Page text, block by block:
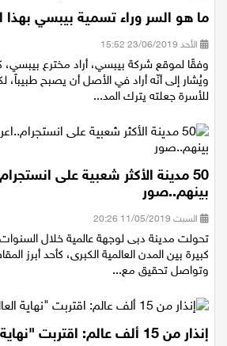
ما هو السر وراء تسمية بيبسي بهذا
الأحد 23/06/2019 15:52
وفقًا لموقع شركة بيبسي، أراد مخترع بيبسي،
ويُشار إلى أنّه أراد في الأصل أن يصبح طبيباً،
للأسرة جعلته يترك المد...
50 مدينة الأكثر شعبية على
بينهم..صور
السبت 11/05/2019 20:26
تحولت مدينة دبى لوجهة عالمية خلال
كبيرة بين المدن العالمية الكبرى، كأحد أبرز
وتواصل تحقيق مع...
إنذار من 15 ألف عالم: اقتربت "نهاية العالم"